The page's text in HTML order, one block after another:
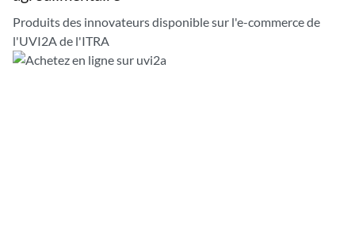
Produits des innovateurs disponible sur l'e-commerce de
l'UVI2A de l'ITRA